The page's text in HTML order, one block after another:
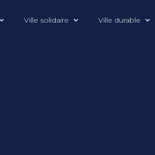
Ville solidaire Ville durable